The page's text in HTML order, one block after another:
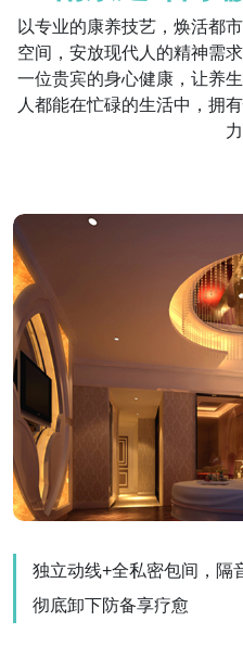
以专业的康养技艺，焕活都
空间，安放现代人的精神需
一位贵宾的身心健康，让养
人都能在忙碌的生活中，拥
力
独立动线+全私密包间，隔
彻底卸下防备享疗愈